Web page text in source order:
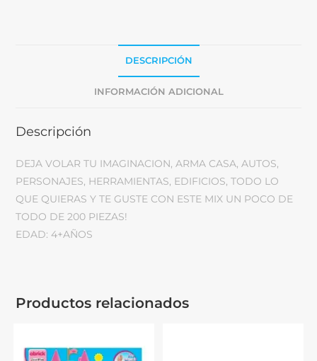
DESCRIPCIÓN
INFORMACIÓN ADICIONAL
Descripción
DEJA VOLAR TU IMAGINACION, ARMA CASA, AUTOS,
PERSONAJES, HERRAMIENTAS, EDIFICIOS, TODO LO
QUE QUIERAS Y TE GUSTE CON ESTE MIX UN POCO DE
TODO DE 200 PIEZAS!
EDAD: 4+AÑOS
Productos relacionados